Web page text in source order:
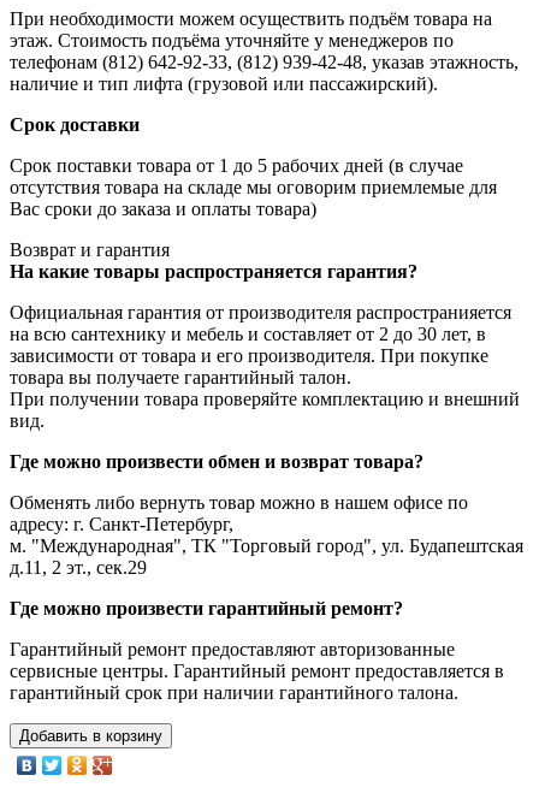
При необходимости можем осуществить подъём товара на
этаж. Стоимость подъёма уточняйте у менеджеров по
телефонам (812) 642-92-33, (812) 939-42-48, указав этажность,
наличие и тип лифта (грузовой или пассажирский).
Срок доставки
Срок поставки товара от 1 до 5 рабочих дней (в случае
отсутствия товара на складе мы оговорим приемлемые для
Вас сроки до заказа и оплаты товара)
Возврат и гарантия
На какие товары распространяется гарантия?
Официальная гарантия от производителя распространияется
на всю сантехнику и мебель и составляет от 2 до 30 лет, в
зависимости от товара и его производителя. При покупке
товара вы получаете гарантийный талон.
При получении товара проверяйте комплектацию и внешний
вид.
Где можно произвести обмен и возврат товара?
Обменять либо вернуть товар можно в нашем офисе по
адресу: г. Санкт-Петербург,
м. "Международная", ТК "Торговый город", ул. Будапештская
д.11, 2 эт., сек.29
Где можно произвести гарантийный ремонт?
Гарантийный ремонт предоставляют авторизованные
сервисные центры. Гарантийный ремонт предоставляется в
гарантийный срок при наличии гарантийного талона.
Добавить в корзину